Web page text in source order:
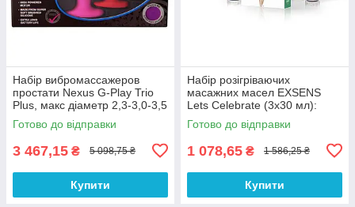
Набір вибромассажеров
простати Nexus G-Play Trio
Plus, макс діаметр 2,3-3,0-3,5
см, для новачків 100%
Анонімності
Готово до відправки
3 467,15 ₴ 5 098,75 ₴
Купити
Набір розігріваючих
масажних масел EXSENS
Lets Celebrate (3х30 мл):
Піна Колада, Мохіто і
Маргарита 100% Анонімності
Готово до відправки
1 078,65 ₴ 1 586,25 ₴
Купити